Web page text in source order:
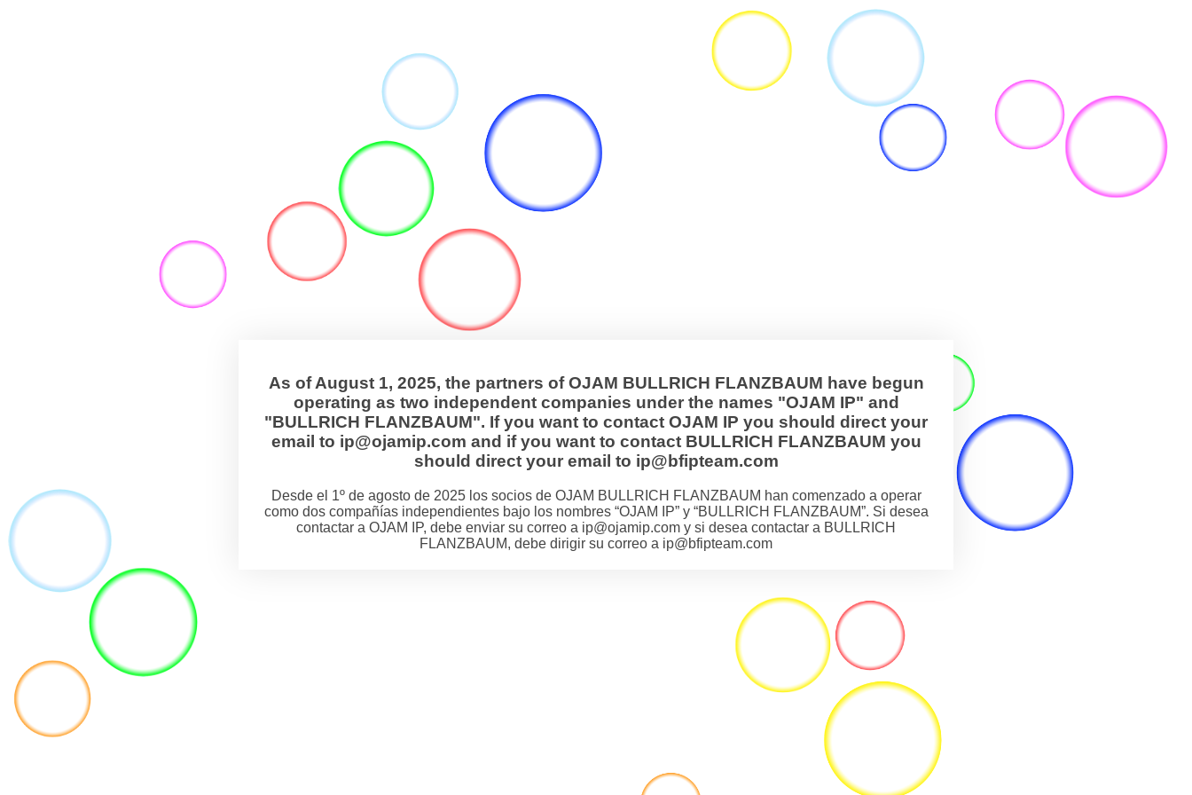
As of August 1, 2025, the partners of OJAM BULLRICH FLANZBAUM have begun
operating as two independent companies under the names "OJAM IP" and
"BULLRICH FLANZBAUM". If you want to contact OJAM IP you should direct your
email to ip@ojamip.com and if you want to contact BULLRICH FLANZBAUM you
should direct your email to ip@bfipteam.com
Desde el 1º de agosto de 2025 los socios de OJAM BULLRICH FLANZBAUM han comenzado a operar
como dos compañías independientes bajo los nombres “OJAM IP” y “BULLRICH FLANZBAUM”. Si desea
contactar a OJAM IP, debe enviar su correo a ip@ojamip.com y si desea contactar a BULLRICH
FLANZBAUM, debe dirigir su correo a ip@bfipteam.com